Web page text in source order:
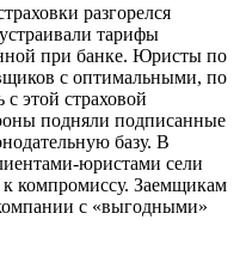
разгорелся
тарифы
при банке. Юристы по
с оптимальными, по
этой страховой
подняли подписанные
базу. В
юристами сели
компромиссу. Заемщикам
с «выгодными»